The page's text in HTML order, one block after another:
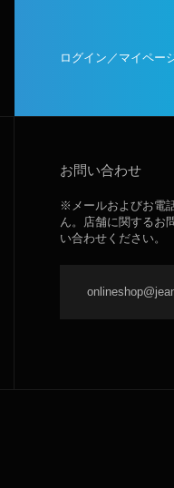
ログイン／マイペー
お問い合わせ
※メールおよびお電
ん。店舗に関するお
い合わせください。